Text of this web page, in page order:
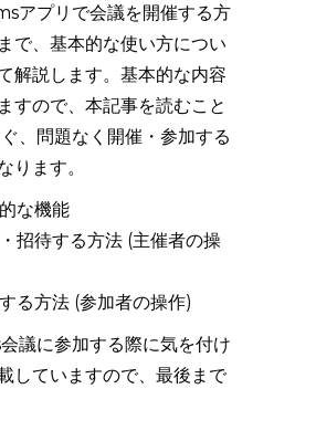
アプリで会議を開催する方
で、基本的な使い方につい
解説します。基本的な内容
すので、本記事を読むこと
、問題なく開催・参加する
ります。
な機能
招待する方法 (主催者の操
る方法 (参加者の操作)
議に参加する際に気を付け
していますので、最後まで